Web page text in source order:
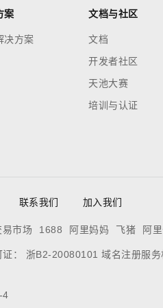
案
决方案
文档与社区
文档
开发者社区
天池大赛
培训与认证
联系我们 加入我们
易市场 1688 阿里妈妈 飞猪 阿
： 浙B2-20080101 域名注册服务
4